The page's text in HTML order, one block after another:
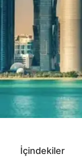
İçindekiler